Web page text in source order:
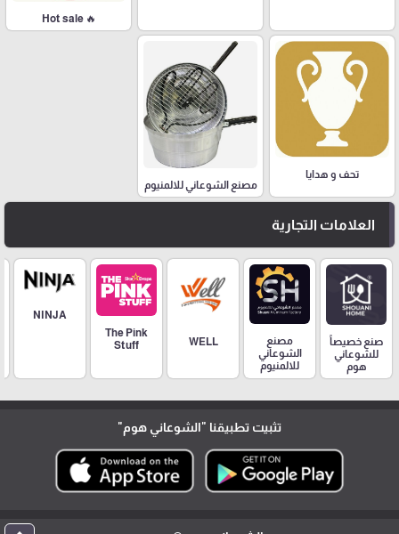
🔥 Hot sale
تحف و هدايا
مصنع الشوعاني للالمنيوم
العلامات التجارية
صنع خصيصاً
للشوعاني
هوم
مصنع
الشوعاني
للالمنيوم
WELL
The Pink
Stuff
NINJA
تثبيت تطبيقنا "الشوعاني هوم"